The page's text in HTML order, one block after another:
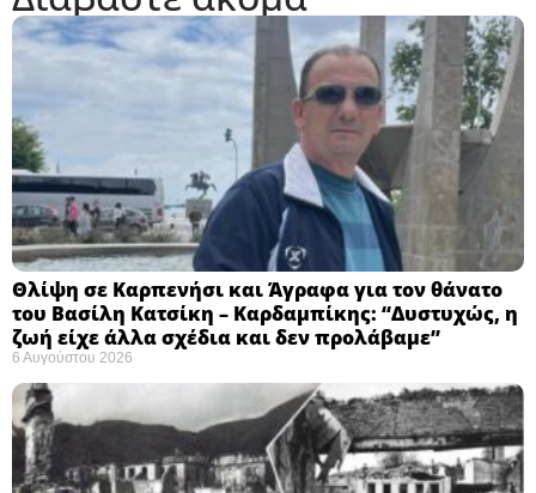
Θλίψη σε Καρπενήσι και Άγραφα για τον θάνατο
του Βασίλη Κατσίκη – Καρδαμπίκης: “Δυστυχώς, η
ζωή είχε άλλα σχέδια και δεν προλάβαμε”
6 Αυγούστου 2026